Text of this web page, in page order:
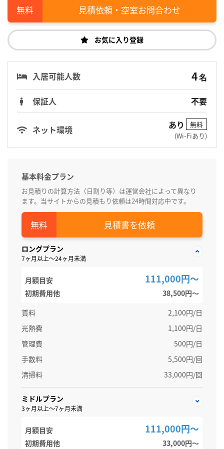
見積依頼・空室お問合わせ
お気に入り登録
入居可能人数 4名
保証人
不要
ネット環境 あり
無料
(Wi-Fiあり)
基本料金プラン
お見積りの計算方法（日割り等）は運営会社によって異なり
ます。当サイトからの見積もり依頼は24時間対応中です。
見積書を依頼
ロングプラン
7ヶ月以上～24ヶ月未満
月額目安 111,000円～
初期費用他
38,500円〜
賃料
2,100円/日
光熱費
1,100円/日
管理費
500円/日
手数料
5,500円/回
清掃料
33,000円/回
ミドルプラン
3ヶ月以上～7ヶ月未満
月額目安 111,000円～
初期費用他 33,000円〜